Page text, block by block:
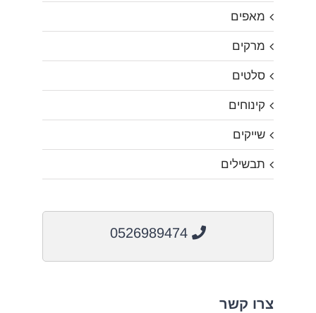
מאפים
מרקים
סלטים
קינוחים
שייקים
תבשילים
צרו קשר